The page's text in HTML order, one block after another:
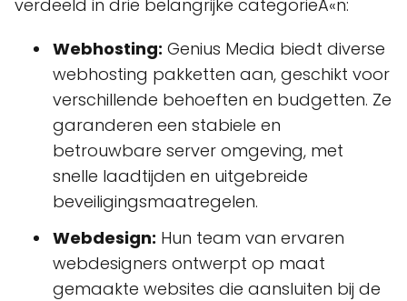
verdeeld in drie belangrijke categorieÃ«n:
Webhosting: Genius Media biedt diverse
webhosting pakketten aan, geschikt voor
verschillende behoeften en budgetten. Ze
garanderen een stabiele en
betrouwbare server omgeving, met
snelle laadtijden en uitgebreide
beveiligingsmaatregelen.
Webdesign: Hun team van ervaren
webdesigners ontwerpt op maat
gemaakte websites die aansluiten bij de